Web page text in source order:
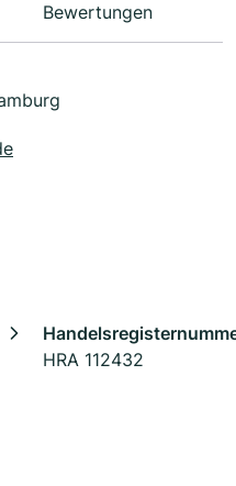
Bewertungen
HRA 112432